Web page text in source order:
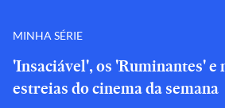
MINHA SÉRIE
'Insaciável', os 'Ruminantes' e
estreias do cinema da semana